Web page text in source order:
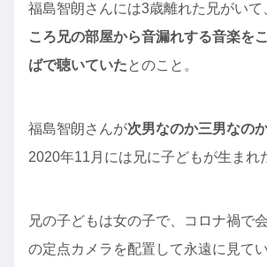
福島智朗さんには3歳離れた兄がいて
ころ兄の部屋から音漏れする音楽を
ばで聴いていたとのこと。
福島智朗さんが次男なのか三男なの
2020年11月には兄に子どもが生まれ
兄の子どもは女の子で、コロナ禍で
の定点カメラを配置して永遠に見て